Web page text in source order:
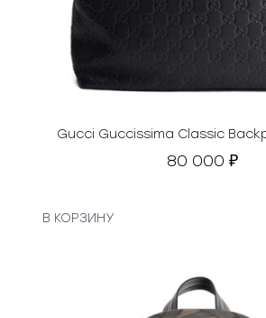
Gucci Guccissima Classic
80 000 ₽
В КОРЗИНУ